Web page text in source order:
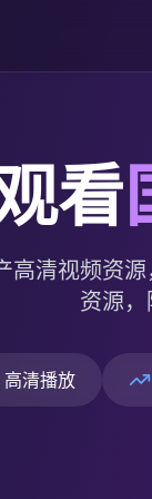
看
高清视频资
资源，
高清播放